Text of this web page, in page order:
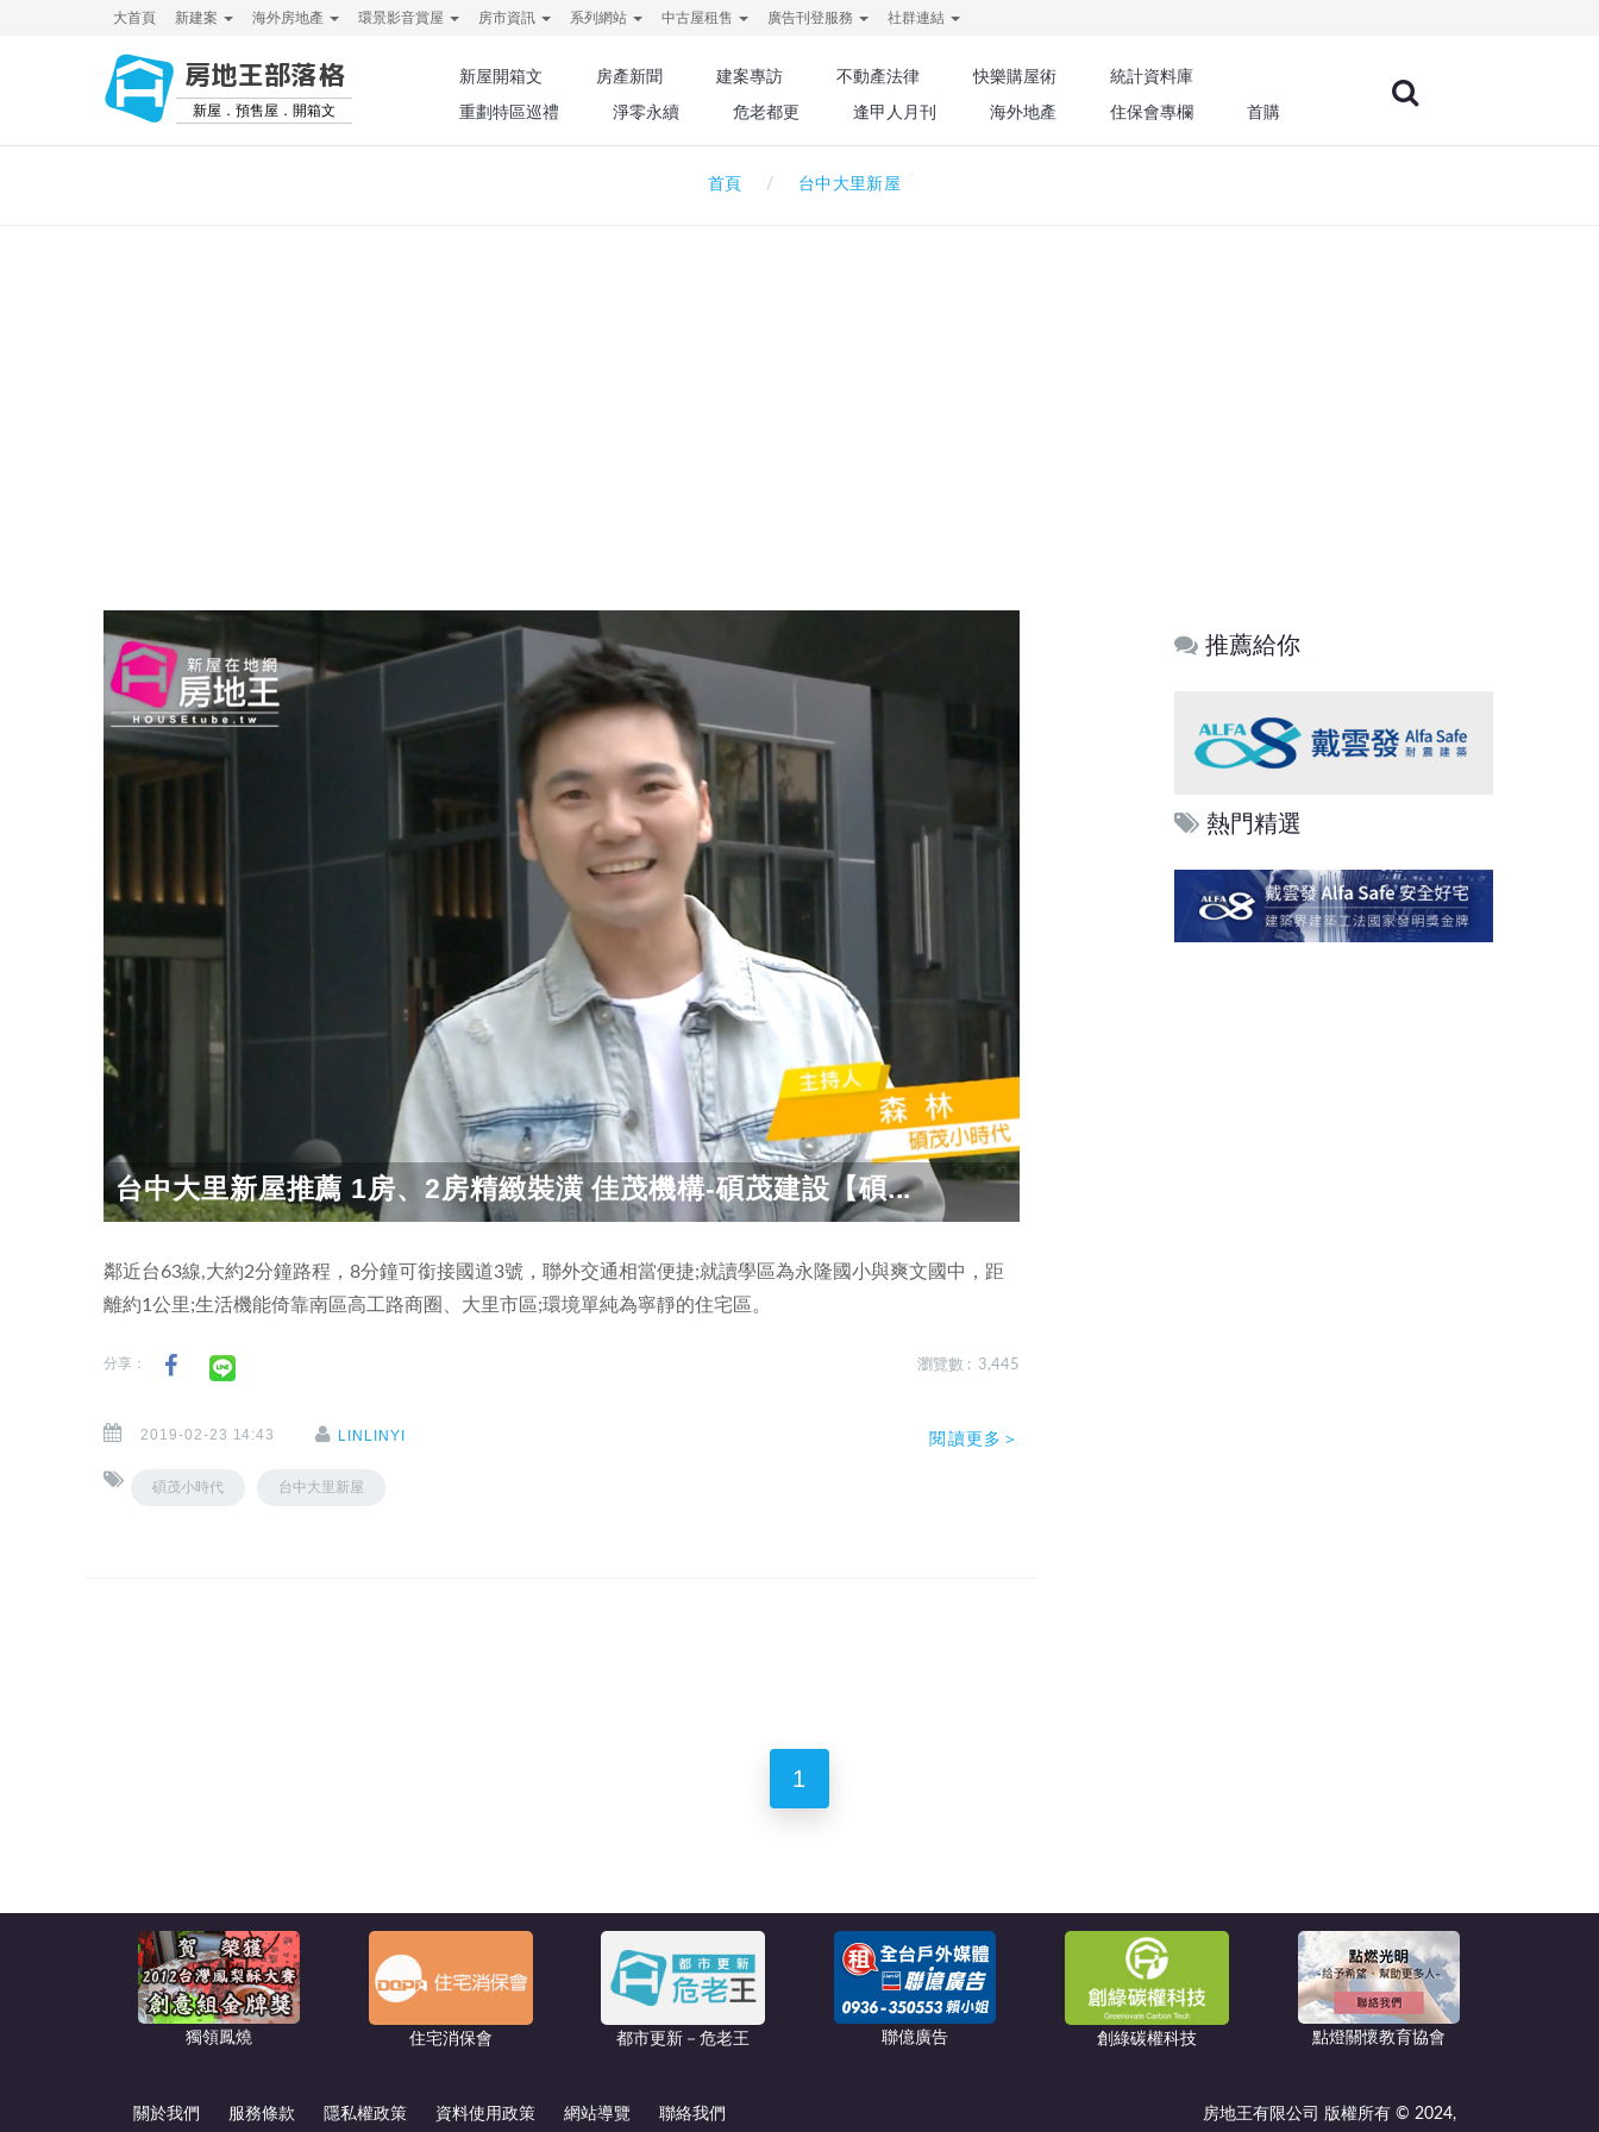
大首頁 新建案 海外房地產 環景影音賞屋 房市資訊 系列網站 中古屋租售 廣告刊登服務 社群連結
房地王部落格
新屋．預售屋．開箱文
新屋開箱文 房產新聞 建案專訪 不動產法律 快樂購屋術
統計資料庫
重劃特區巡禮
淨零永續 危老都更 逢甲人月刊 海外地產 住保會專欄 首購
首頁 台中大里新屋
台中大里新屋推薦 1房、2房精緻裝潢 佳茂機構-碩茂建設【碩...
鄰近台63線,大約2分鐘路程，8分鐘可銜接國道3號，聯外交通相當便捷;就讀學區為永隆國小與爽文國中，距
離約1公里;生活機能倚靠南區高工路商圈、大里市區;環境單純為寧靜的住宅區。
分享： 瀏覽數 : 3,445
2019-02-23 14:43 LINLINYI
碩茂小時代 台中大里新屋
閱讀更多＞
推薦給你
熱門精選
1
獨領鳳燒 住宅消保會 都市更新－危老王 聯億廣告 創綠碳權科技 點燈關懷教育協會
關於我們 服務條款 隱私權政策 資料使用政策 網站導覽 聯絡我們 房地王有限公司 版權所有 © 2024,